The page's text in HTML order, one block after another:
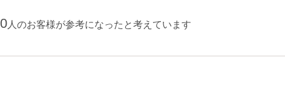
0人のお客様が参考になったと考えています